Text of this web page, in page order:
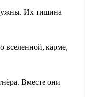
нужны. Их тишина
вселенной, карме,
Вместе они